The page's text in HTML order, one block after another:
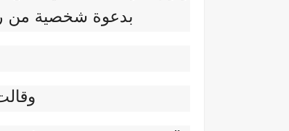
بدعوة شخصية من